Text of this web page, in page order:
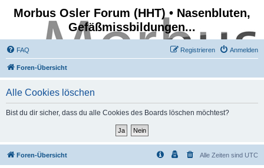
Morbus Osler Forum (HHT) • Nasenbluten,
Gefäßmissbildungen...
FAQ Anmelden
Registrieren
Foren-Übersicht
Alle Cookies löschen
Bist du dir sicher, dass du alle Cookies des Boards löschen möchtest?
Foren-Übersicht Alle Zeiten sind UTC